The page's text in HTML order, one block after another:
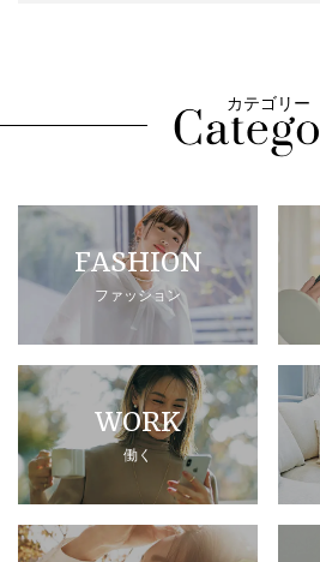
カテゴリー
FASHION
ファッション
WORK
働く